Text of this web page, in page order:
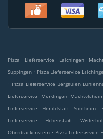
Pizza Lieferservice Laichingen
Suppingen . Pizza Lieferservice
. Pizza Lieferservice Berghülen
Lieferservice Merklingen Machtolsheim
Lieferservice Heroldstatt Sontheim
.
Lieferservice Hohenstadt
Oberdrackenstein . Pizza Lieferservice